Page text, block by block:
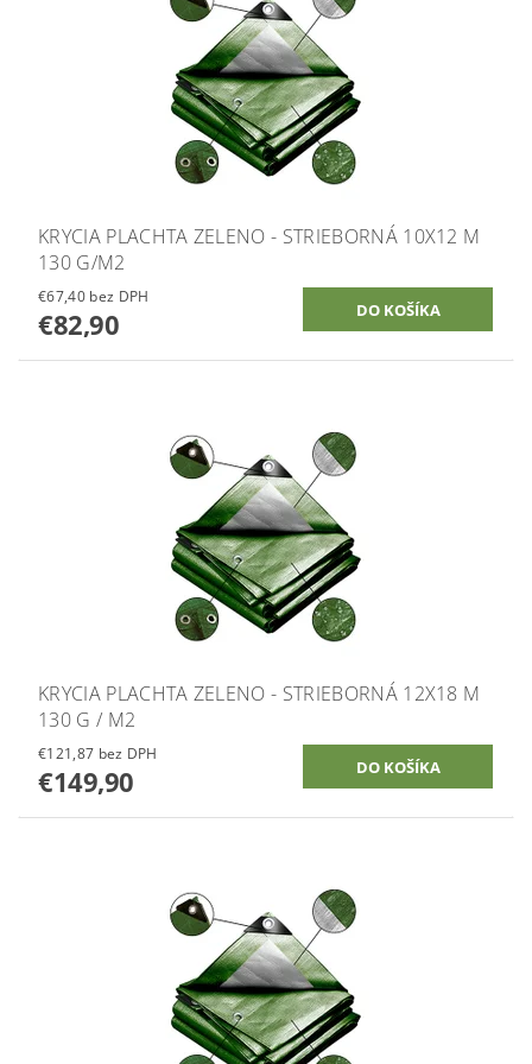
KRYCIA PLACHTA ZELENO - STRIEBORNÁ 10X12 M
130 G/M2
€67,40 bez DPH
€82,90
KRYCIA PLACHTA ZELENO - STRIEBORNÁ 12X18 M
130 G / M2
€121,87 bez DPH
€149,90